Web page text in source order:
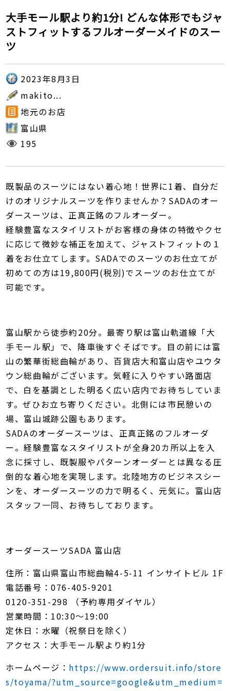
大手モール駅より約1分! どんな体形でもジャ
ストフィットするフルオーダーメイドのスー
ツ
2023年8月3日
makito...
地元のお店
富山県
195
既製品のスーツにはない着心地！世界に1着、自分だ
けのオリジナルスーツを作りませんか？SADAのオー
ダースーツは、正真正銘のフルオーダー。
経験豊富なスタイリストがお客様の身体の特徴やクセ
に応じて微妙な補正を加えて、ジャストフィットの１
着をお仕立てします。SADAでのスーツのお仕立てが
初めての方は19,800円(税別)でスーツのお仕立てが
可能です。
富山駅から徒歩約20分。最寄り駅は富山軌道線「大
手モール駅」で、降車後すぐそばです。目の前には富
山の繁華街総曲輪があり、百貨店大和富山店やユウタ
ウン総曲輪がございます。気軽に入りやすい路面店
で、白を基調とした明るく広い店内でお待ちしていま
す。ぜひお立ち寄りください。北側には市民憩いの
場、富山城跡公園もあります。
SADAのオーダースーツは、正真正銘のフルオーダ
ー。経験豊富なスタイリストが全身20カ所以上を入
念に採寸し、既製服やパターンオーダーとは異なる圧
倒的な着心地を実現します。北陸地方のビジネスシー
ンを、オーダースーツの力で明るく、元気に。富山店
スタッフ一同、お待ちしております。
オーダースーツSADA 富山店
住所：富山県富山市総曲輪4-5-11 インサイトビル 1F
電話番号：076-405-9201
0120-351-298 （予約専用ダイヤル）
営業時間：10:30～19:00
定休日：水曜（祝祭日を除く）
アクセス：大手モール駅より約1分
ホームページ： https://www.ordersuit.info/store
s/toyama/?utm_source=google&utm_medium=